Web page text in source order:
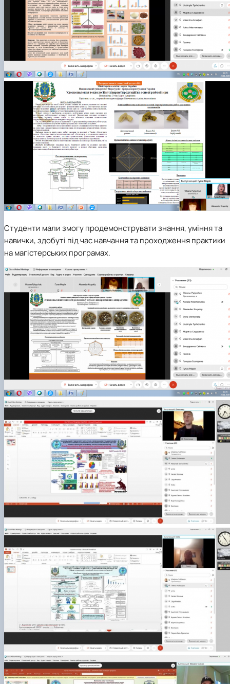
Студенти мали змогу продемонструвати знання, уміння та
навички, здобуті під час навчання та проходження практики
на магістерських програмах.